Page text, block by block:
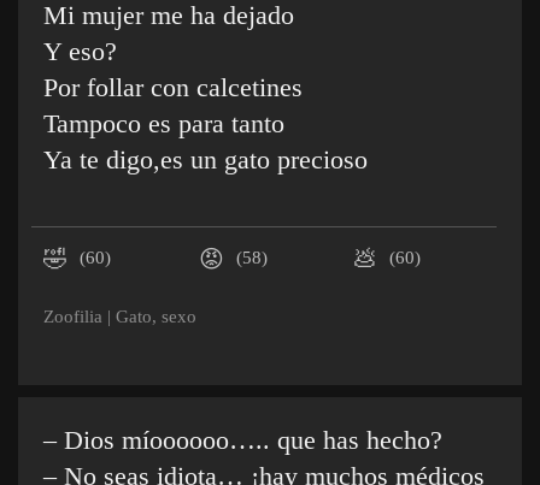
Mi mujer me ha dejado
Y eso?
Por follar con calcetines
Tampoco es para tanto
Ya te digo,es un gato precioso
🤣 (60) 😡 (58) 💩 (60)
Zoofilia | Gato, sexo
– Dios míoooooo….. que has hecho?
– No seas idiota… ¡hay muchos médicos